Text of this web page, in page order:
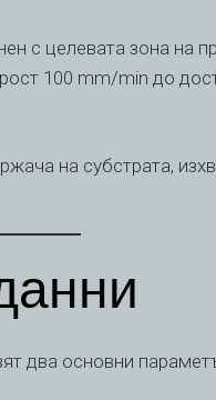
с целевата зона на
100 mm/min до
на субстрата,
два основни